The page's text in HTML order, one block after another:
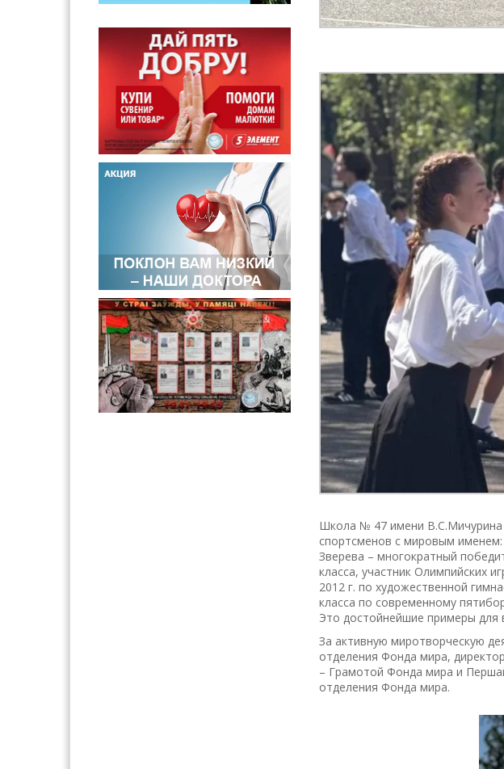
Школа № 47 имени В.С.Мичурина
спортсменов с мировым
Зверева – многократный
класса, участник Олимпийских
2012 г. по художественной
класса по современному
Это достойнейшие примеры для
За активную миротворческую
отделения Фонда мира,
– Грамотой Фонда мира и
отделения Фонда мира.